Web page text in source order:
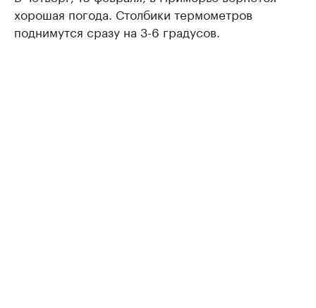
хорошая погода. Столбики термометров
поднимутся сразу на 3-6 градусов.